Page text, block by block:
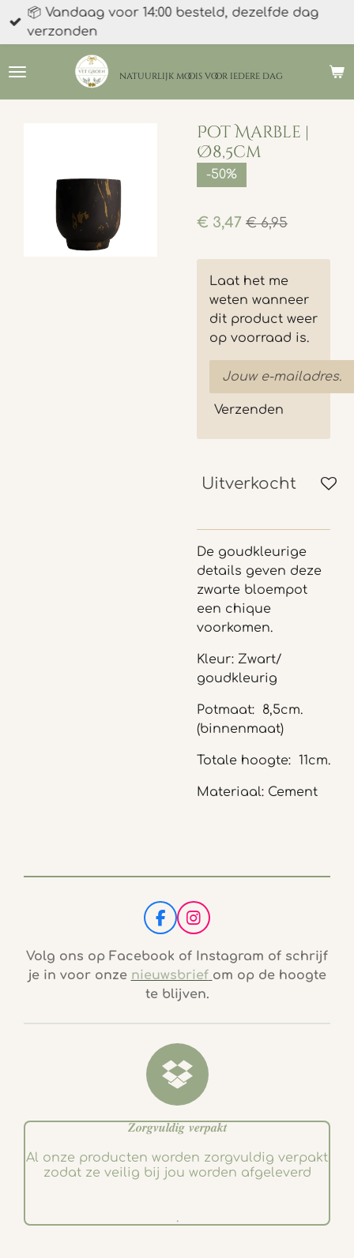
Ga
direct
de
natuurlijk moois voor iedere dag
📦 Vandaag voor 14:00 besteld, dezelfde dag
verzonden
Pot Marble |
Ø8,5cm
-50%
€ 3,47 € 6,95
Laat het me
weten wanneer
dit product weer
op voorraad is.
Verzenden
Uitverkocht
De goudkleurige
details geven deze
zwarte bloempot
een chique
voorkomen.
Kleur: Zwart/
goudkleurig
Potmaat: 8,5cm.
(binnenmaat)
Totale hoogte: 11cm.
Materiaal: Cement
F
a
c
b
o
k
I
n
s
t
a
g
a
Volg ons op Facebook of Instagram of schrijf
je in voor onze nieuwsbrief om op de hoogte
te blijven.
𝒁𝒐𝒓𝒈𝒗𝒖𝒍𝒅𝒊𝒈 𝒗𝒆𝒓𝒑𝒂𝒌𝒕
Al onze producten worden zorgvuldig verpakt
zodat ze veilig bij jou worden afgeleverd
.